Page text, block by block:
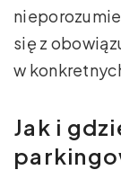
się z
w
Jak i